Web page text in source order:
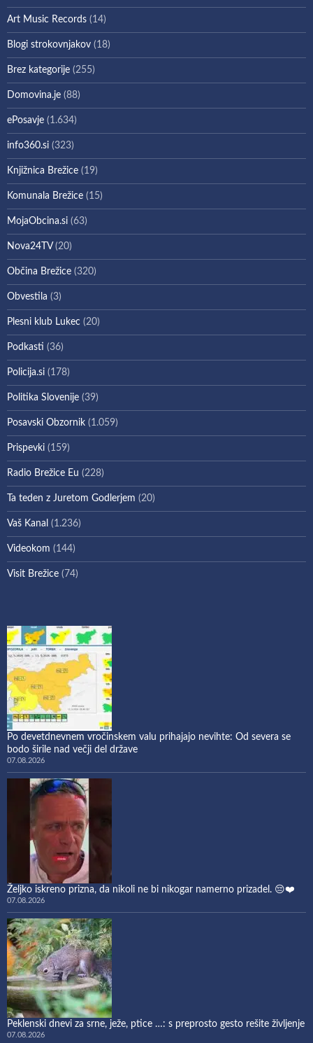
Art Music Records (14)
Blogi strokovnjakov (18)
Brez kategorije (255)
Domovina.je (88)
ePosavje (1.634)
info360.si (323)
Knjižnica Brežice (19)
Komunala Brežice (15)
MojaObcina.si (63)
Nova24TV(20)
Občina Brežice (320)
Obvestila (3)
Plesni klub Lukec (20)
Podkasti (36)
Policija.si (178)
Politika Slovenije (39)
Posavski Obzornik (1.059)
Prispevki (159)
Radio Brežice Eu (228)
Ta teden z Juretom Godlerjem (20)
Vaš Kanal (1.236)
Videokom (144)
Visit Brežice (74)
Po devetdnevnem vročinskem valu prihajajo nevihte: Od severa se
bodo širile nad večji del države
07.08.2026
Željko iskreno prizna, da nikoli ne bi nikogar namerno prizadel. 😔❤️
07.08.2026
Peklenski dnevi za srne, ježe, ptice …: s preprosto gesto rešite življenje
07.08.2026